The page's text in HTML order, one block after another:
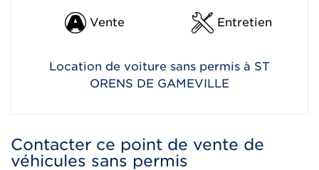
Vente Entretien
Location de voiture sans permis à ST
ORENS DE GAMEVILLE
Contacter ce point de vente de
véhicules sans permis